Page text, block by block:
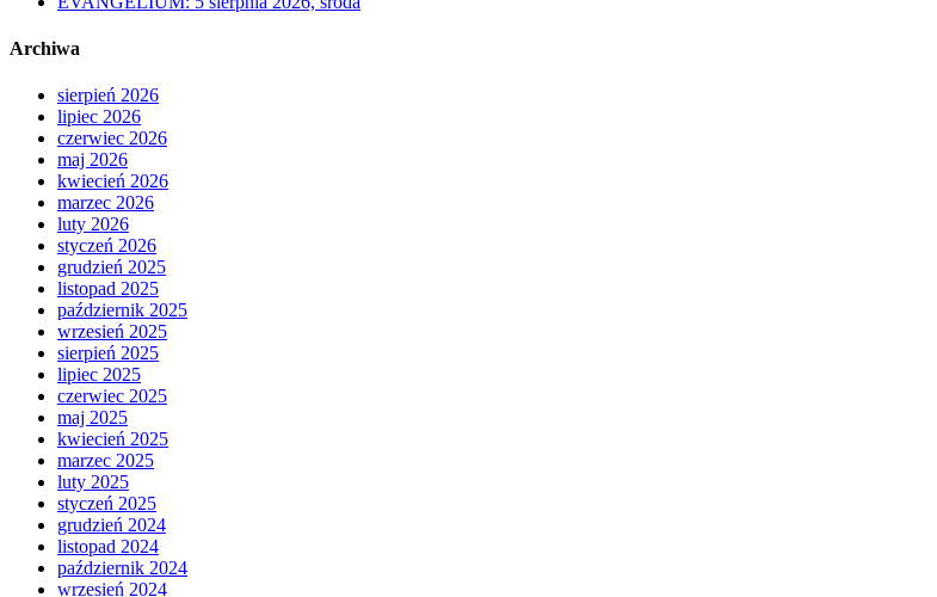
Archiwa
sierpień 2026
lipiec 2026
czerwiec 2026
maj 2026
kwiecień 2026
marzec 2026
luty 2026
styczeń 2026
grudzień 2025
listopad 2025
październik 2025
wrzesień 2025
sierpień 2025
lipiec 2025
czerwiec 2025
maj 2025
kwiecień 2025
marzec 2025
luty 2025
styczeń 2025
grudzień 2024
listopad 2024
październik 2024
wrzesień 2024